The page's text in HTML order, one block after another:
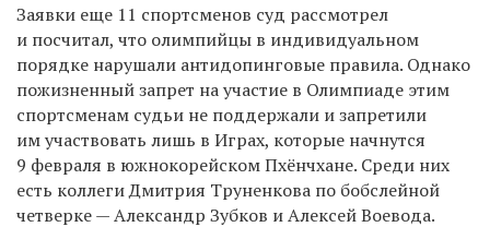
Заявки еще 11 спортсменов суд рассмотрел
и посчитал, что олимпийцы в индивидуальном
порядке нарушали антидопинговые правила. Однако
пожизненный запрет на участие в Олимпиаде этим
спортсменам судьи не поддержали и запретили
им участвовать лишь в Играх, которые начнутся
9 февраля в южнокорейском Пхёнчхане. Среди них
есть коллеги Дмитрия Труненкова по бобслейной
четверке — Александр Зубков и Алексей Воевода.